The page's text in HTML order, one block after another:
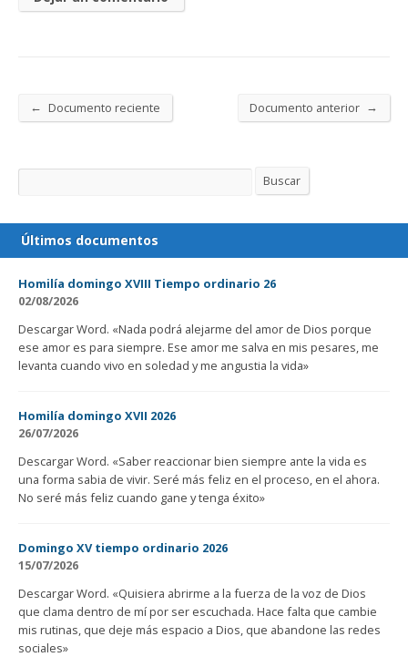
← Documento reciente Documento anterior →
Buscar Buscar
Últimos documentos
Homilía domingo XVIII Tiempo ordinario 26
02/08/2026
Descargar Word. «Nada podrá alejarme del amor de Dios porque
ese amor es para siempre. Ese amor me salva en mis pesares, me
levanta cuando vivo en soledad y me angustia la vida»
Homilía domingo XVII 2026
26/07/2026
Descargar Word. «Saber reaccionar bien siempre ante la vida es
una forma sabia de vivir. Seré más feliz en el proceso, en el ahora.
No seré más feliz cuando gane y tenga éxito»
Domingo XV tiempo ordinario 2026
15/07/2026
Descargar Word. «Quisiera abrirme a la fuerza de la voz de Dios
que clama dentro de mí por ser escuchada. Hace falta que cambie
mis rutinas, que deje más espacio a Dios, que abandone las redes
sociales»